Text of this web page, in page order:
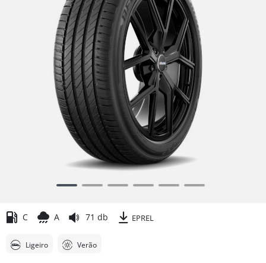
6
C A 71 db EPREL
Ligeiro Verão